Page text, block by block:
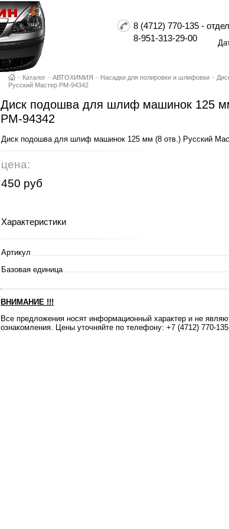
8 (4712) 770-135 -
8-951-313-29-00
– Каталог – АВТОХИМИЯ – Насадки для полировки и шлифовки –
Русский Мастер РМ-94342
Диск подошва для шлиф машинок 125
РМ-94342
Диск подошва для шлиф машинок 125 мм (8 отв.) Русский
цена:
450 руб
Характеристики
Артикул
Базовая единица
ВНИМАНИЕ !!!
Все предложения носят информационный характер и не
ознакомления. Цены уточняйте по телефону: +7 (4712) 770-135